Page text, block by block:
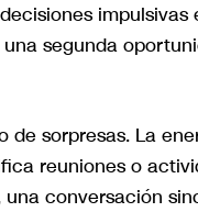
segunda
de sorpresas. La
reuniones o
conversación